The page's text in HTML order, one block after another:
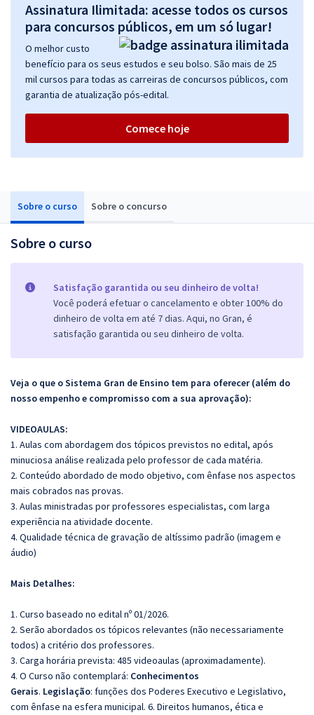
Sobre o curso Sobre o concurso
Sobre o curso
Satisfação garantida ou seu dinheiro de volta!
Você poderá efetuar o cancelamento e obter 100% do
dinheiro de volta em até 7 dias. Aqui, no Gran, é
satisfação garantida ou seu dinheiro de volta.
Veja o que o Sistema Gran de Ensino tem para oferecer (além do
nosso empenho e compromisso com a sua aprovação):
VIDEOAULAS:
1. Aulas com abordagem dos tópicos previstos no edital, após
minuciosa análise realizada pelo professor de cada matéria.
2. Conteúdo abordado de modo objetivo, com ênfase nos aspectos
mais cobrados nas provas.
3. Aulas ministradas por professores especialistas, com larga
experiência na atividade docente.
4. Qualidade técnica de gravação de altíssimo padrão (imagem e
áudio)
Mais Detalhes:
1. Curso baseado no edital nº 01/2026.
2. Serão abordados os tópicos relevantes (não necessariamente
todos) a critério dos professores.
3. Carga horária prevista: 485 videoaulas (aproximadamente).
4. O Curso não contemplará: Conhecimentos
Gerais. Legislação: funções dos Poderes Executivo e Legislativo,
com ênfase na esfera municipal. 6. Direitos humanos, ética e
Assinatura Ilimitada: acesse todos os cursos
para concursos públicos, em um só lugar!
O melhor custo
benefício para os seus estudos e seu bolso. São mais de 25
mil cursos para todas as carreiras de concursos públicos, com
garantia de atualização pós-edital.
Comece hoje